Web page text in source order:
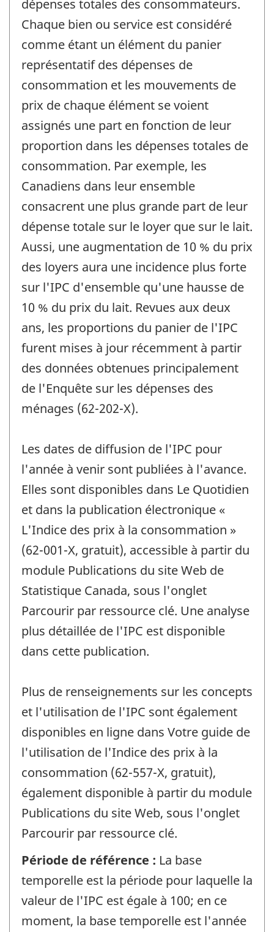
dépenses totales des consommateurs.
Chaque bien ou service est considéré
comme étant un élément du panier
représentatif des dépenses de
consommation et les mouvements de
prix de chaque élément se voient
assignés une part en fonction de leur
proportion dans les dépenses totales de
consommation. Par exemple, les
Canadiens dans leur ensemble
consacrent une plus grande part de leur
dépense totale sur le loyer que sur le lait.
Aussi, une augmentation de 10 % du prix
des loyers aura une incidence plus forte
sur l'IPC d'ensemble qu'une hausse de
10 % du prix du lait. Revues aux deux
ans, les proportions du panier de l'IPC
furent mises à jour récemment à partir
des données obtenues principalement
de l'Enquête sur les dépenses des
ménages (62-202-X).
Les dates de diffusion de l'IPC pour
l'année à venir sont publiées à l'avance.
Elles sont disponibles dans Le Quotidien
et dans la publication électronique «
L'Indice des prix à la consommation »
(62-001-X, gratuit), accessible à partir du
module Publications du site Web de
Statistique Canada, sous l'onglet
Parcourir par ressource clé. Une analyse
plus détaillée de l'IPC est disponible
dans cette publication.
Plus de renseignements sur les concepts
et l'utilisation de l'IPC sont également
disponibles en ligne dans Votre guide de
l'utilisation de l'Indice des prix à la
consommation (62-557-X, gratuit),
également disponible à partir du module
Publications du site Web, sous l'onglet
Parcourir par ressource clé.
Période de référence : La base
temporelle est la période pour laquelle la
valeur de l'IPC est égale à 100; en ce
moment, la base temporelle est l'année